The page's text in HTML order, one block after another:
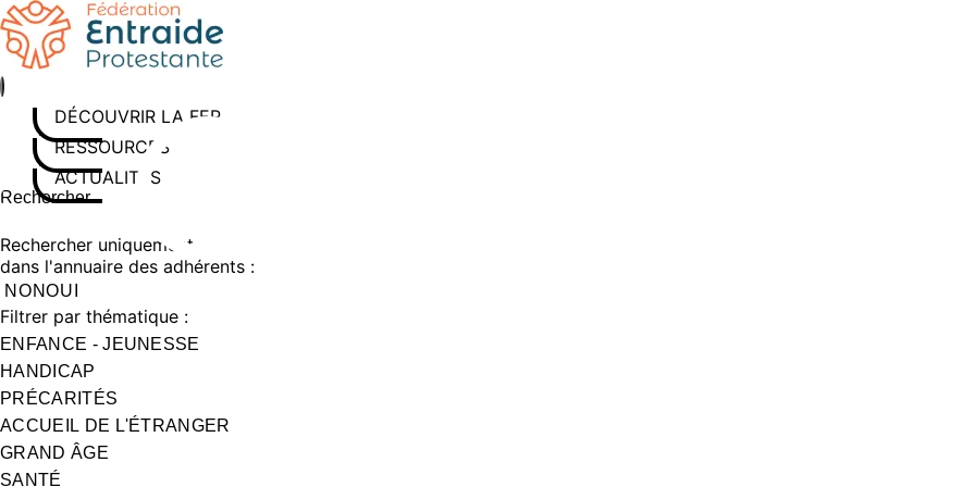
Aller
au
contenu
DÉCOUVRIR LA FEP
RESSOURCES
ACTUALITÉS
Rechercher sur le site
Saisissez au moins 3 caractères pour lancer la recherche
Rechercher uniquement
dans l'annuaire des adhérents :
NONOUI
Filtrer par thématique :
ENFANCE - JEUNESSE
HANDICAP
PRÉCARITÉS
ACCUEIL DE L'ÉTRANGER
GRAND ÂGE
SANTÉ